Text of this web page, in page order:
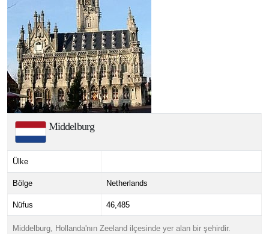
Middelburg
Ülke
Bölge Netherlands
Nüfus 46,485
Middelburg, Hollanda'nın Zeeland ilçesinde yer alan bir şehirdir.